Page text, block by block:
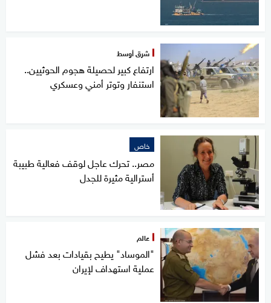
شرق أوسط
ارتفاع كبير لحصيلة هجوم الحوثيين..
استنفار وتوتر أمني وعسكري
خاص
مصر.. تحرك عاجل لوقف فعالية طبيبة
أسترالية مثيرة للجدل
عالم
"الموساد" يطيح بقيادات بعد فشل
عملية استهداف لإيران